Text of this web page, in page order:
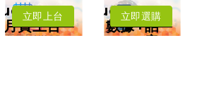
LuckySIM
月費上台
低至每月HK$8
立即上台 LuckySIM
數據+話
音
立即選購